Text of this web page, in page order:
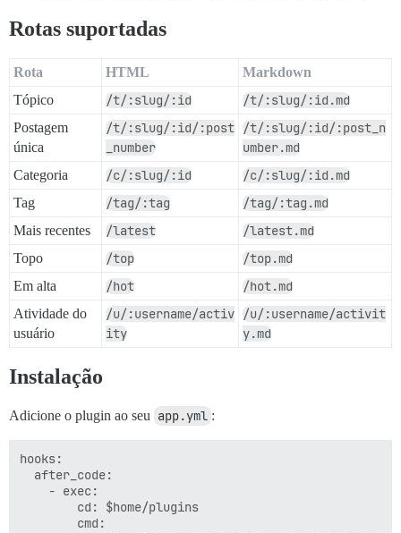
Rotas suportadas
Rota HTML
Markdown
Tópico
/t/:slug/:id /t/:slug/:id.md
Postagem
única
/t/:slug/:id/:post
_number
/t/:slug/:id/:post_n
umber.md
Categoria /c/:slug/:id /c/:slug/:id.md
Tag /tag/:tag /tag/:tag.md
Mais recentes /latest /latest.md
Topo /top /top.md
Em alta /hot /hot.md
Atividade do
usuário
/u/:username/activ
ity
/u/:username/activit
y.md
Instalação
Adicione o plugin ao seu app.yml :
hooks:
  after_code:
    - exec:
        cd: $home/plugins
        cmd: